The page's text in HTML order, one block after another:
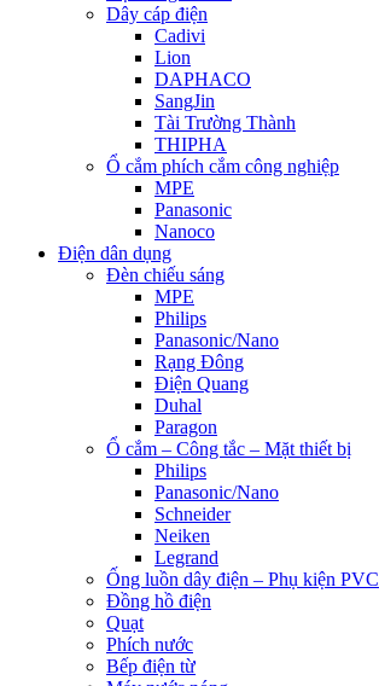
Dây cáp điện
Cadivi
Lion
DAPHACO
SangJin
Tài Trường Thành
THIPHA
Ổ cắm phích cắm công nghiệp
MPE
Panasonic
Nanoco
Điện dân dụng
Đèn chiếu sáng
MPE
Philips
Panasonic/Nano
Rạng Đông
Điện Quang
Duhal
Paragon
Ổ cắm – Công tắc – Mặt thiết bị
Philips
Panasonic/Nano
Schneider
Neiken
Legrand
Ống luồn dây điện – Phụ kiện PVC
Đồng hồ điện
Quạt
Phích nước
Bếp điện từ